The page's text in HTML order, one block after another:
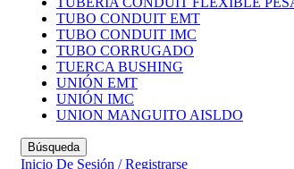
TUBO CONDUIT EMT
TUBO CONDUIT IMC
TUBO CORRUGADO
TUERCA BUSHING
UNIÓN EMT
UNIÓN IMC
UNION MANGUITO AISLDO
Búsqueda
Inicio De Sesión / Registrarse